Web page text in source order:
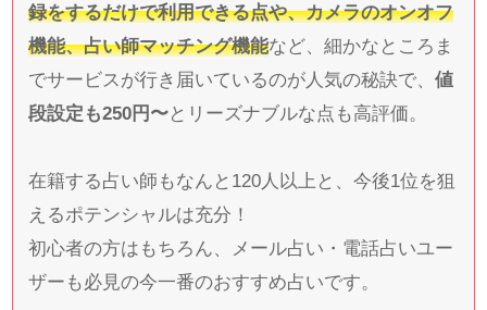
録をするだけで利用できる点や、カメラのオンオフ
機能、占い師マッチング機能など、細かなところま
でサービスが行き届いているのが人気の秘訣で、 値
段設定も250円〜とリーズナブルな点も高評価。
在籍する占い師もなんと120人以上と、今後1位を狙
えるポテンシャルは充分！
初心者の方はもちろん、メール占い・電話占いユー
ザーも必見の今一番のおすすめ占いです。